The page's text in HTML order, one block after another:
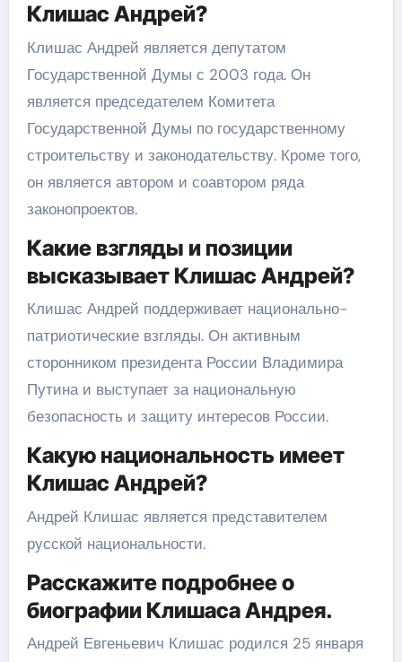
Клишас Андрей?
Клишас Андрей является депутатом
Государственной Думы с 2003 года. Он
является председателем Комитета
Государственной Думы по государственному
строительству и законодательству. Кроме того,
он является автором и соавтором ряда
законопроектов.
Какие взгляды и позиции
высказывает Клишас Андрей?
Клишас Андрей поддерживает национально-
патриотические взгляды. Он активным
сторонником президента России Владимира
Путина и выступает за национальную
безопасность и защиту интересов России.
Какую национальность имеет
Клишас Андрей?
Андрей Клишас является представителем
русской национальности.
Расскажите подробнее о
биографии Клишаса Андрея.
Андрей Евгеньевич Клишас родился 25 января